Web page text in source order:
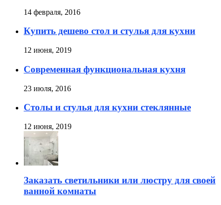
14 февраля, 2016
Купить дешево стол и стулья для кухни
12 июня, 2019
Современная функциональная кухня
23 июля, 2016
Столы и стулья для кухни стеклянные
12 июня, 2019
Заказать светильники или люстру для своей
ванной комнаты